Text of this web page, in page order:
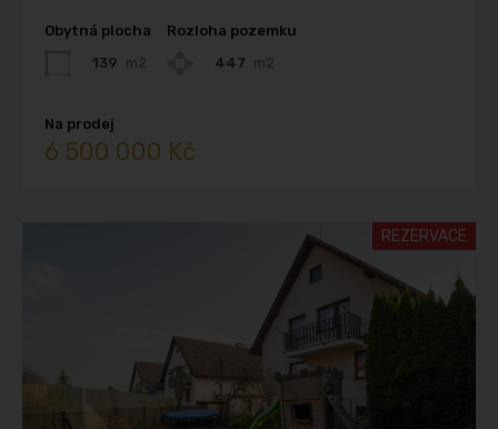
Obytná plocha
139 m2
Rozloha pozemku
447 m2
Na prodej
6 500 000 Kč
REZERVACE